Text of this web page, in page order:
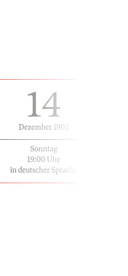
14
Dezember 1902
Sonntag
19:00 Uhr
in deutscher Sprache